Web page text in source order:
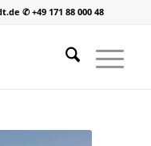
✆ +49 171 88 000 48